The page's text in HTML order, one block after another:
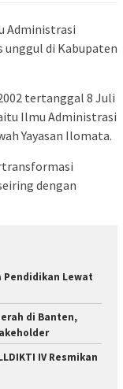
Administrasi
unggul di Kabupaten
tertanggal 8 Juli
Ilmu Administrasi
Yayasan Ilomata.
dengan
Pendidikan Lewat
di Banten,
IV Resmikan